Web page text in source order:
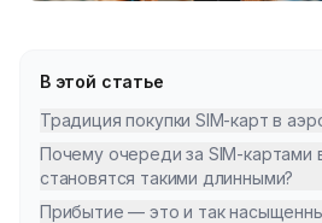
В этой статье
Традиция покупки SIM-карт в
Почему очереди за SIM-картами
становятся такими длинными?
Прибытие — это и так